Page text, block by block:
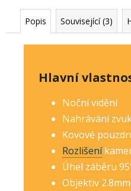
Popis Související (3)
Hlavní
Noční vidění
Nahrávání
Kovové
Rozlišení
Úhel záběru
Objektiv 2.8mm